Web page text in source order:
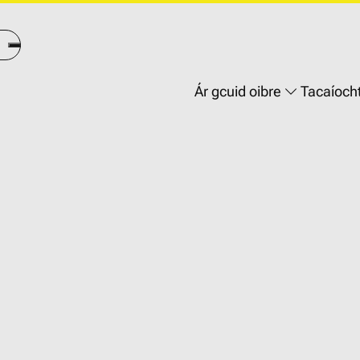
Main
Ár gcuid oibre